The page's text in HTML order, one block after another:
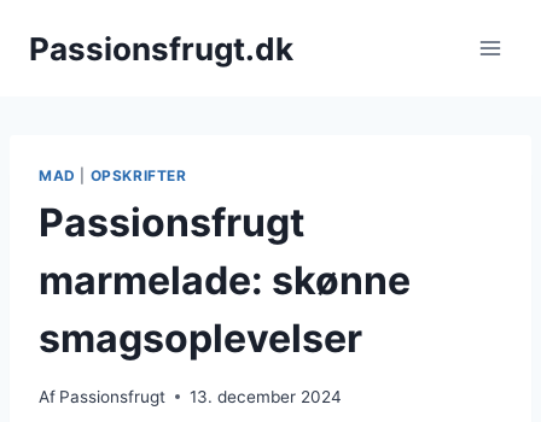
Passionsfrugt.dk
MAD OPSKRIFTER
Passionsfrugt
marmelade: skønne
smagsoplevelser
Af Passionsfrugt 13. december 2024